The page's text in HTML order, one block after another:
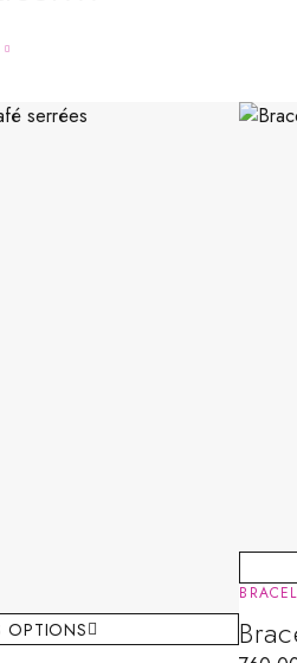
OPTIONS